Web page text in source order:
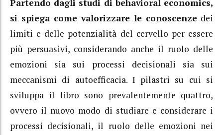
Partendo dagli studi di behavioral economics,
si spiega come valorizzare le conoscenze dei
limiti e delle potenzialità del cervello per essere
più persuasivi, considerando anche il ruolo delle
emozioni sia sui processi decisionali sia sui
meccanismi di autoefficacia. I pilastri su cui si
sviluppa il libro sono prevalentemente quattro,
ovvero il nuovo modo di studiare e considerare i
processi decisionali, il ruolo delle emozioni nei